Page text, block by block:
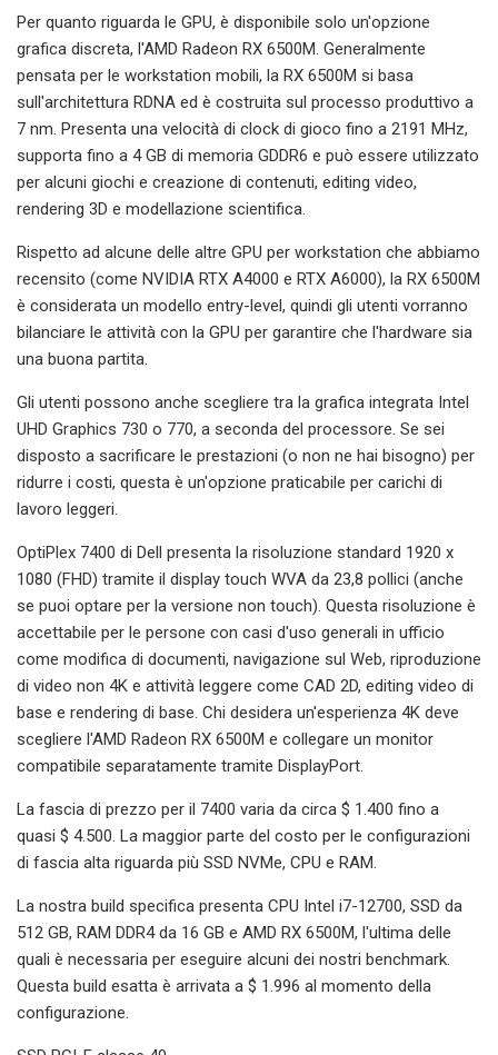
Per quanto riguarda le GPU, è disponibile solo un'opzione
grafica discreta, l'AMD Radeon RX 6500M. Generalmente
pensata per le workstation mobili, la RX 6500M si basa
sull'architettura RDNA ed è costruita sul processo produttivo a
7 nm. Presenta una velocità di clock di gioco fino a 2191 MHz,
supporta fino a 4 GB di memoria GDDR6 e può essere utilizzato
per alcuni giochi e creazione di contenuti, editing video,
rendering 3D e modellazione scientifica.
Rispetto ad alcune delle altre GPU per workstation che abbiamo
recensito (come NVIDIA RTX A4000 e RTX A6000), la RX 6500M
è considerata un modello entry-level, quindi gli utenti vorranno
bilanciare le attività con la GPU per garantire che l'hardware sia
una buona partita.
Gli utenti possono anche scegliere tra la grafica integrata Intel
UHD Graphics 730 o 770, a seconda del processore. Se sei
disposto a sacrificare le prestazioni (o non ne hai bisogno) per
ridurre i costi, questa è un'opzione praticabile per carichi di
lavoro leggeri.
OptiPlex 7400 di Dell presenta la risoluzione standard 1920 x
1080 (FHD) tramite il display touch WVA da 23,8 pollici (anche
se puoi optare per la versione non touch). Questa risoluzione è
accettabile per le persone con casi d'uso generali in ufficio
come modifica di documenti, navigazione sul Web, riproduzione
di video non 4K e attività leggere come CAD 2D, editing video di
base e rendering di base. Chi desidera un'esperienza 4K deve
scegliere l'AMD Radeon RX 6500M e collegare un monitor
compatibile separatamente tramite DisplayPort.
La fascia di prezzo per il 7400 varia da circa $ 1.400 fino a
quasi $ 4.500. La maggior parte del costo per le configurazioni
di fascia alta riguarda più SSD NVMe, CPU e RAM.
La nostra build specifica presenta CPU Intel i7-12700, SSD da
512 GB, RAM DDR4 da 16 GB e AMD RX 6500M, l'ultima delle
quali è necessaria per eseguire alcuni dei nostri benchmark.
Questa build esatta è arrivata a $ 1.996 al momento della
configurazione.